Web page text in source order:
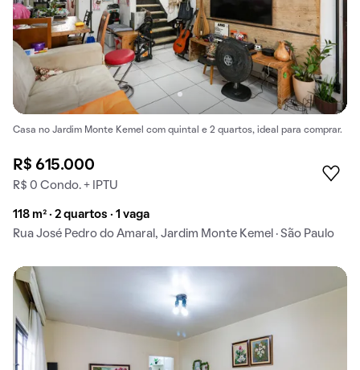
Casa no Jardim Monte Kemel com quintal e 2 quartos, ideal para comprar.
R$ 615.000
R$ 0 Condo. + IPTU
118 m² · 2 quartos · 1 vaga
Rua José Pedro do Amaral, Jardim Monte Kemel · São Paulo